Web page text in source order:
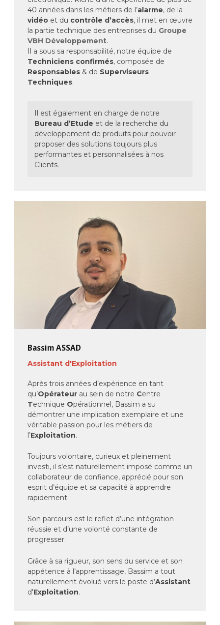
40 années dans les métiers de l’alarme, de la
vidéo et du contrôle d’accès, il met en œuvre
la partie technique des entreprises du Groupe
VBH Développement.
Il a sous sa responsabilité, notre équipe de
Techniciens confirmés, composée de
Responsables & de Superviseurs
Techniques.
Il est également en charge de notre
Bureau d’Etude et de la recherche du
développement de produits pour pouvoir
proposer des solutions toujours plus
performantes et personnalisées à nos
Clients.
Bassim ASSAD
Assistant d'Exploitation
Après trois années d’expérience en tant
qu’Opérateur au sein de notre Centre
Technique Opérationnel, Bassim a su
démontrer une implication exemplaire et une
véritable passion pour les métiers de
l’Exploitation.
Toujours volontaire, curieux et pleinement
investi, il s’est naturellement imposé comme un
collaborateur de confiance, apprécié pour son
esprit d’équipe et sa capacité à apprendre
rapidement.
Son parcours est le reflet d’une intégration
réussie et d’une volonté constante de
progresser.
Grâce à sa rigueur, son sens du service et son
appétence à l’apprentissage, Bassim a tout
naturellement évolué vers le poste d’Assistant
d'Exploitation.